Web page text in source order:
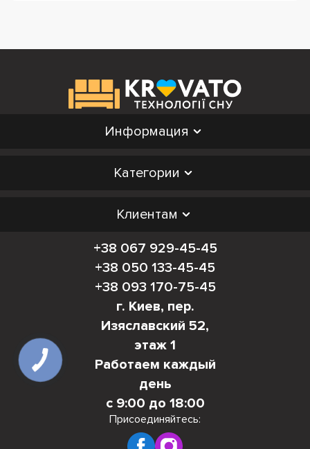
Информация
Категории
Клиентам
+38 067 929-45-45
+38 050 133-45-45
+38 093 170-75-45
г. Киев, пер.
Изяславский 52,
этаж 1
Работаем каждый
день
с 9:00 до 18:00
Присоединяйтесь: